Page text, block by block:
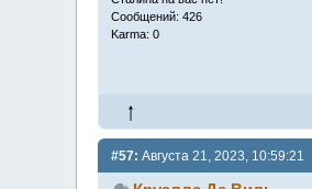
Сообщений: 426
Karma: 0
#57: Августа 21, 2023, 10:59:21